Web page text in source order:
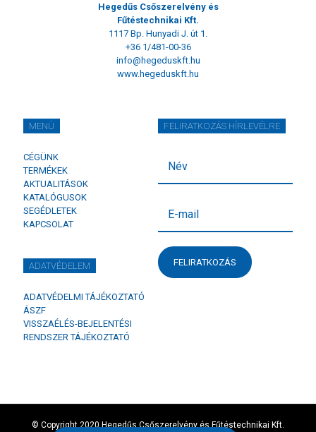
Hegedűs Csőszerelvény és
Fűtéstechnikai Kft.
1117 Bp. Hunyadi J. út 1.
+36 1/481-00-36
info@hegeduskft.hu
www.hegeduskft.hu
FELIRATKOZÁS HÍRLEVÉLRE
FELIRATKOZÁS
MENÜ
CÉGÜNK
TERMÉKEK
AKTUALITÁSOK
KATALÓGUSOK
SEGÉDLETEK
KAPCSOLAT
ADATVÉDELEM
ADATVÉDELMI TÁJÉKOZTATÓ
ÁSZF
VISSZAÉLÉS-BEJELENTÉSI
RENDSZER TÁJÉKOZTATÓ
© Copyright 2020 Hegedűs Csőszerelvény és Fűtéstechnikai Kft.